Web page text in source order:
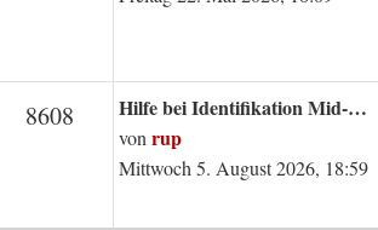
8608 Beiträge
Letzter Beitrag
Hilfe bei Identifikation Mid-…
vonrup
Mittwoch 5. August 2026, 18:59